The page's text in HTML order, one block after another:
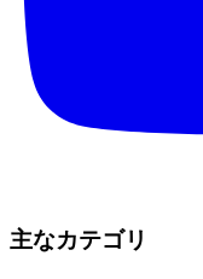
主なカテゴリ